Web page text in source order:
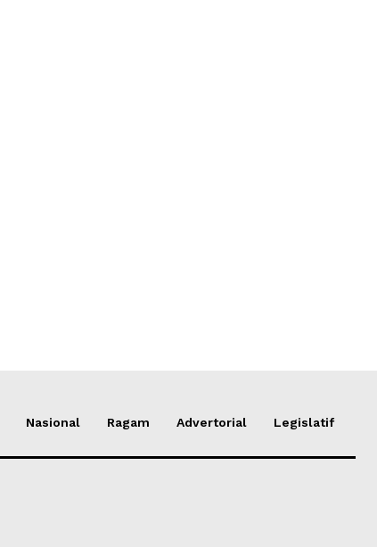
Nasional Ragam Advertorial Legislatif